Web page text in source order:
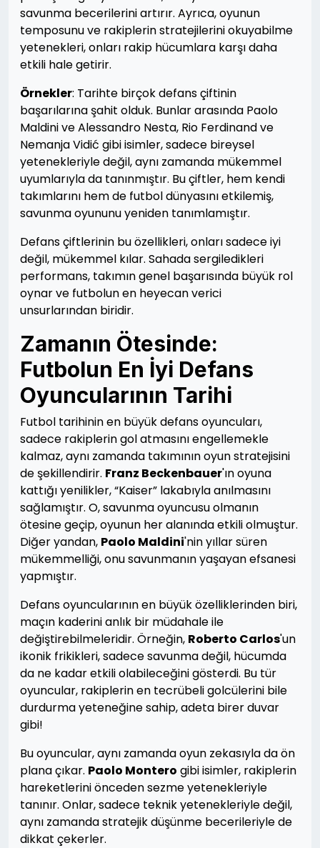
savunma becerilerini artırır. Ayrıca, oyunun
temposunu ve rakiplerin stratejilerini okuyabilme
yetenekleri, onları rakip hücumlara karşı daha
etkili hale getirir.
Örnekler: Tarihte birçok defans çiftinin
başarılarına şahit olduk. Bunlar arasında Paolo
Maldini ve Alessandro Nesta, Rio Ferdinand ve
Nemanja Vidić gibi isimler, sadece bireysel
yetenekleriyle değil, aynı zamanda mükemmel
uyumlarıyla da tanınmıştır. Bu çiftler, hem kendi
takımlarını hem de futbol dünyasını etkilemiş,
savunma oyununu yeniden tanımlamıştır.
Defans çiftlerinin bu özellikleri, onları sadece iyi
değil, mükemmel kılar. Sahada sergiledikleri
performans, takımın genel başarısında büyük rol
oynar ve futbolun en heyecan verici
unsurlarından biridir.
Zamanın Ötesinde:
Futbolun En İyi Defans
Oyuncularının Tarihi
Futbol tarihinin en büyük defans oyuncuları,
sadece rakiplerin gol atmasını engellemekle
kalmaz, aynı zamanda takımının oyun stratejisini
de şekillendirir. Franz Beckenbauer'ın oyuna
kattığı yenilikler, “Kaiser” lakabıyla anılmasını
sağlamıştır. O, savunma oyuncusu olmanın
ötesine geçip, oyunun her alanında etkili olmuştur.
Diğer yandan, Paolo Maldini'nin yıllar süren
mükemmelliği, onu savunmanın yaşayan efsanesi
yapmıştır.
Defans oyuncularının en büyük özelliklerinden biri,
maçın kaderini anlık bir müdahale ile
değiştirebilmeleridir. Örneğin, Roberto Carlos'un
ikonik frikikleri, sadece savunma değil, hücumda
da ne kadar etkili olabileceğini gösterdi. Bu tür
oyuncular, rakiplerin en tecrübeli golcülerini bile
durdurma yeteneğine sahip, adeta birer duvar
gibi!
Bu oyuncular, aynı zamanda oyun zekasıyla da ön
plana çıkar. Paolo Montero gibi isimler, rakiplerin
hareketlerini önceden sezme yetenekleriyle
tanınır. Onlar, sadece teknik yetenekleriyle değil,
aynı zamanda stratejik düşünme becerileriyle de
dikkat çekerler.